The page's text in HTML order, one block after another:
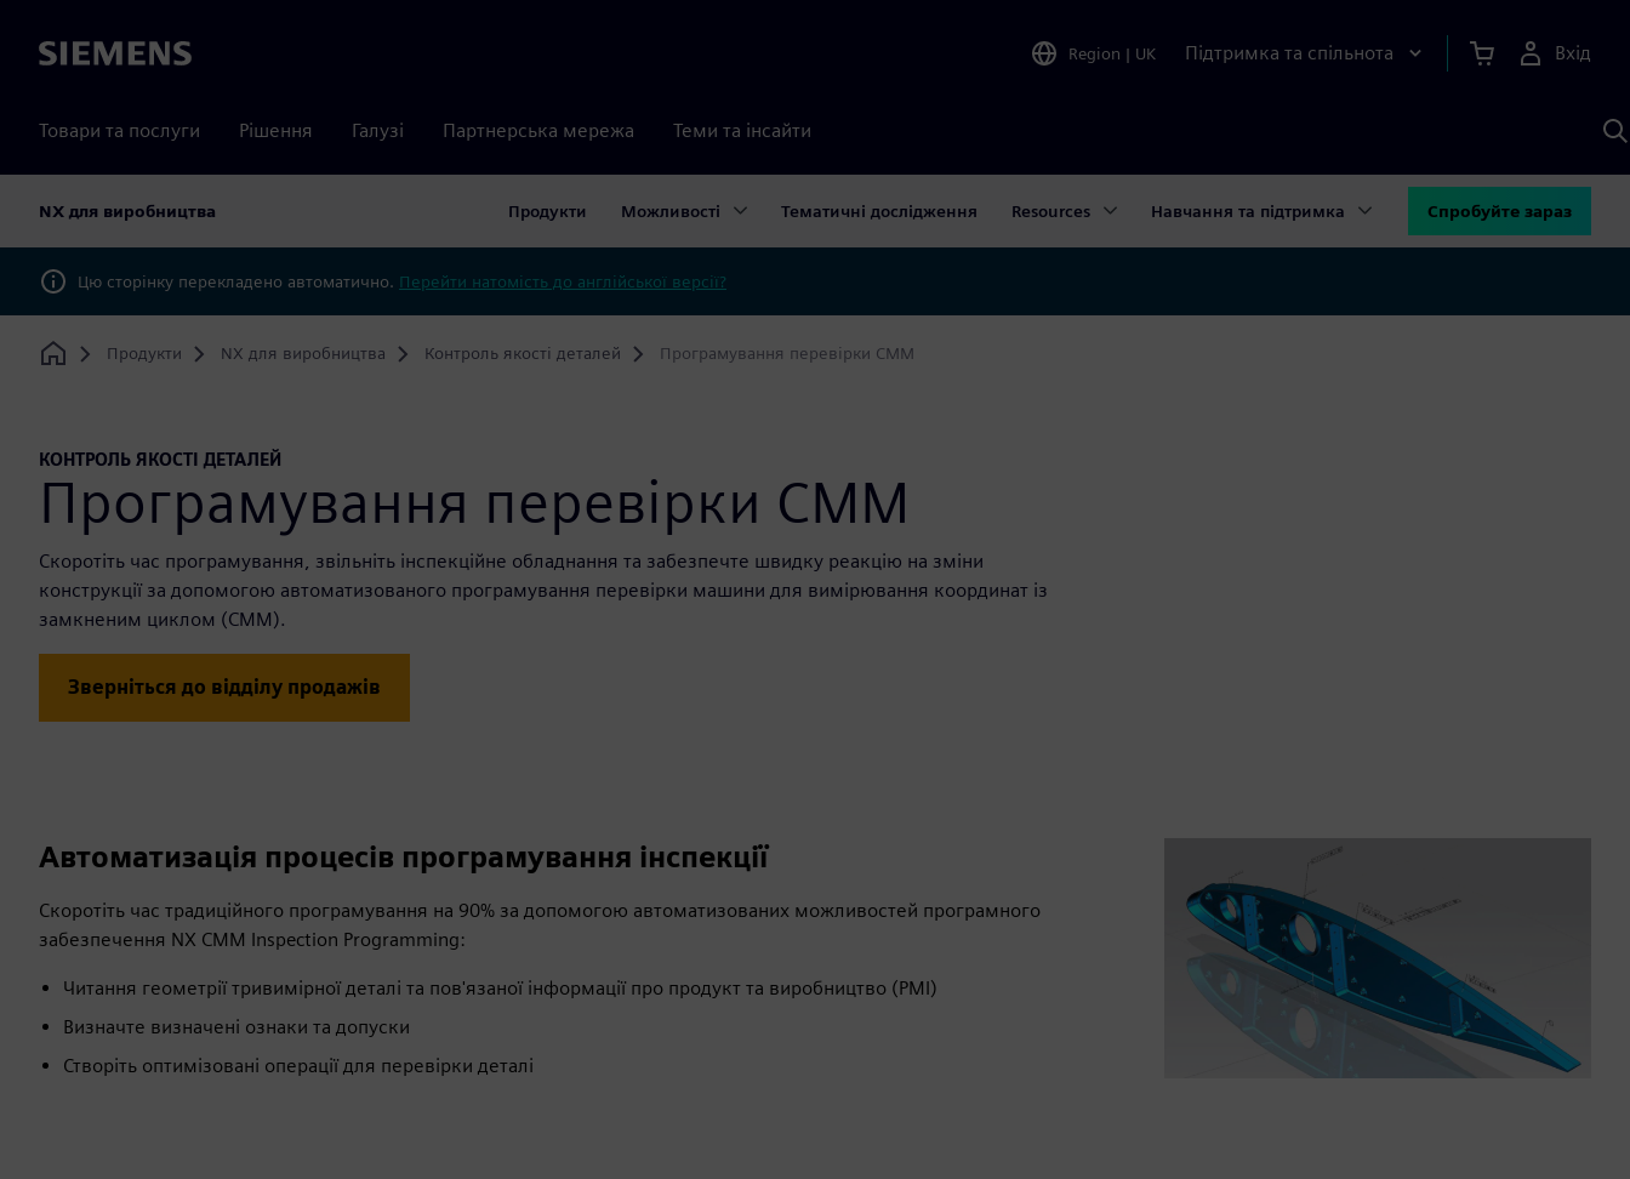
Siemens Region | UK Підтримка та спільнота Вхід
Товари та послуги Рішення Галузі Партнерська мережа Теми та інсайти
NX для виробництва Продукти Можливості Тематичні дослідження Resources Навчання та підтримка Спробуйте зараз
Цю сторінку перекладено автоматично. Перейти натомість до англійської версії?
Home
Продукти NX для виробництва Контроль якості деталей Програмування перевірки СММ
КОНТРОЛЬ ЯКОСТІ ДЕТАЛЕЙ
Програмування перевірки СММ
Скоротіть час програмування, звільніть інспекційне обладнання та забезпечте швидку реакцію на зміни
конструкції за допомогою автоматизованого програмування перевірки машини для вимірювання координат із
замкненим циклом (CMM).
Зверніться до відділу продажів
Автоматизація процесів програмування інспекції
Скоротіть час традиційного програмування на 90% за допомогою автоматизованих можливостей програмного
забезпечення NX CMM Inspection Programming:
Читання геометрії тривимірної деталі та пов'язаної інформації про продукт та виробництво (PMI)
Визначте визначені ознаки та допуски
Створіть оптимізовані операції для перевірки деталі